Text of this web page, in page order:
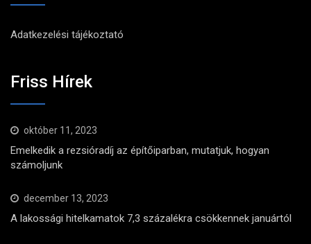
Adatkezelési tájékoztató
Friss Hírek
október 11, 2023
Emelkedik a rezsióradíj az építőiparban, mutatjuk, hogyan
számoljunk
december 13, 2023
A lakossági hitelkamatok 7,3 százalékra csökkennek januártól